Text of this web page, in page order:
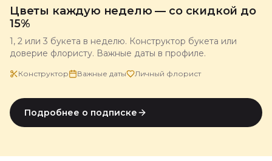
Цветы каждую неделю — со скидкой до
15%
1, 2 или 3 букета в неделю. Конструктор букета или
доверие флористу. Важные даты в профиле.
Конструктор Важные даты Личный флорист
Подробнее о подписке